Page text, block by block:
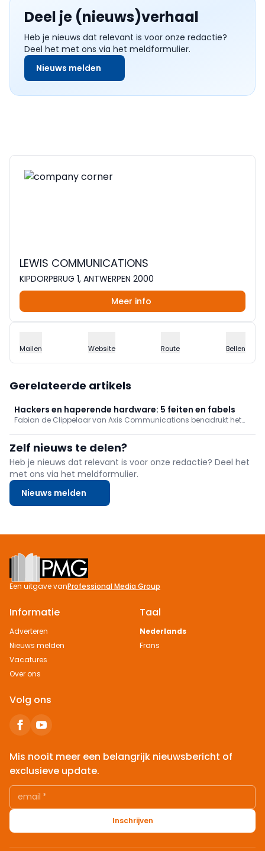
Deel je (nieuws)verhaal
Heb je nieuws dat relevant is voor onze redactie?
Deel het met ons via het meldformulier.
Nieuws melden
LEWIS COMMUNICATIONS
KIPDORPBRUG 1, ANTWERPEN 2000
Meer info
Mailen Website Route Bellen
Gerelateerde artikels
Hackers en haperende hardware: 5 feiten en fabels
Fabian de Clippelaar van Axis Communications benadrukt het
trekken. Hij ontkracht drie fabels, waaronder het idee dat
camera's zonder internetverbinding automatisch veilig zijn, en
deelt twee feiten die bijdragen aan een veilige digitale omgeving.
Zo benadrukt hij het belang van metadata, zoals tijd en locatie,
die essentieel zijn voor het bewijzen van echtheid van beelden.
Ook waarschuwt hij dat cyberaanvallen niet alleen van buitenaf
komen, maar ook intern plaatsvinden, waardoor interne
Zelf nieuws te delen?
Heb je nieuws dat relevant is voor onze redactie? Deel het
met ons via het meldformulier.
Nieuws melden
Footer
Een uitgave vanProfessional Media Group
Informatie
Adverteren
Nieuws melden
Vacatures
Over ons
Taal
Nederlands
Frans
Volg ons
Mis nooit meer een belangrijk nieuwsbericht of
exclusieve update.
email *
Inschrijven